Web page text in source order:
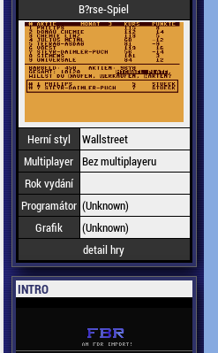
B?rse-Spiel
Herní styl
Wallstreet
Multiplayer Bez multiplayeru
Rok vydání
Programátor (Unknown)
Grafik
(Unknown)
detail hry
INTRO